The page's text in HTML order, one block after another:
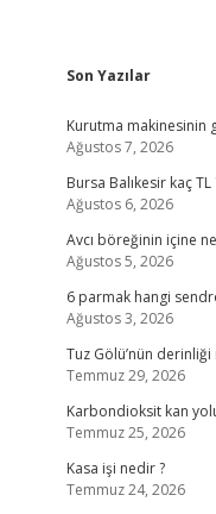
Sidebar
Son Yazılar
Kurutma makinesinin
Ağustos 7, 2026
Bursa Balıkesir kaç TL
Ağustos 6, 2026
Avcı böreğinin içine
Ağustos 5, 2026
6 parmak hangi
Ağustos 3, 2026
Tuz Gölü’nün derinliği
Temmuz 29, 2026
Karbondioksit kan
Temmuz 25, 2026
Kasa işi nedir ?
Temmuz 24, 2026